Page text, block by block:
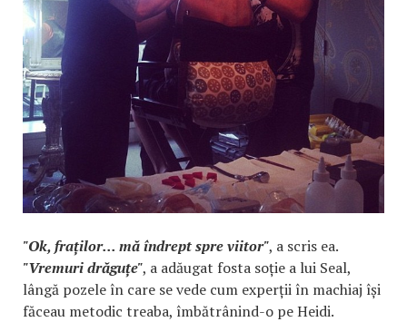
"Ok, fraților... mă îndrept spre viitor", a scris ea.
"Vremuri drăguțe", a adăugat fosta soție a lui Seal,
lângă pozele în care se vede cum experții în machiaj își
făceau metodic treaba, îmbătrânind-o pe Heidi.